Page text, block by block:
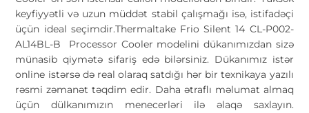
keyfiyyətli və uzun müddət stabil çalışmağı isə, istifadəçi
üçün ideal seçimdir.Thermaltake Frio Silent 14 CL-P002-
AL14BL-B Processor Cooler modelini dükanımızdan sizə
münasib qiymətə sifariş edə bilərsiniz. Dükanımız istər
online istərsə də real olaraq satdığı hər bir texnikaya yazılı
rəsmi zəmanət təqdim edir. Daha ətraflı məlumat almaq
üçün dülkanımızın menecerləri ilə əlaqə saxlayın.